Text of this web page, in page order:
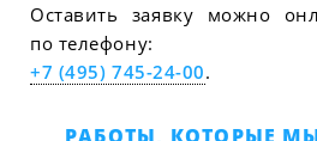
Оставить заявку можно
по телефону:
+7 (495) 745-24-00.